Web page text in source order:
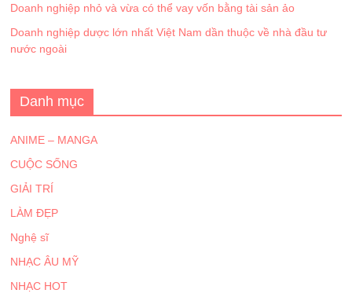
Doanh nghiệp nhỏ và vừa có thể vay vốn bằng tài sản ảo
Doanh nghiệp dược lớn nhất Việt Nam dần thuộc về nhà đầu tư
nước ngoài
Danh mục
ANIME – MANGA
CUỘC SỐNG
GIẢI TRÍ
LÀM ĐẸP
Nghệ sĩ
NHẠC ÂU MỸ
NHẠC HOT